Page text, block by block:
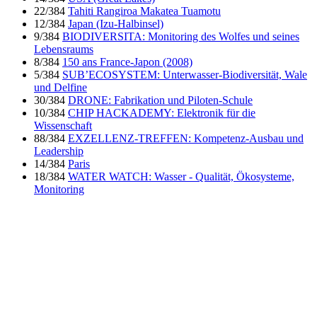
22/384 Tahiti Rangiroa Makatea Tuamotu
12/384 Japan (Izu-Halbinsel)
9/384 BIODIVERSITA: Monitoring des Wolfes und seines
Lebensraums
8/384 150 ans France-Japon (2008)
5/384 SUB’ECOSYSTEM: Unterwasser-Biodiversität, Wale
und Delfine
30/384 DRONE: Fabrikation und Piloten-Schule
10/384 CHIP HACKADEMY: Elektronik für die
Wissenschaft
88/384 EXZELLENZ-TREFFEN: Kompetenz-Ausbau und
Leadership
14/384 Paris
18/384 WATER WATCH: Wasser - Qualität, Ökosysteme,
Monitoring